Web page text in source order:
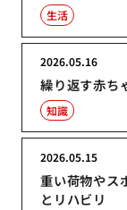
生活
繰り返す赤ち
2026.05.16
知識
重い荷物やス
とリハビリ
2026.05.15